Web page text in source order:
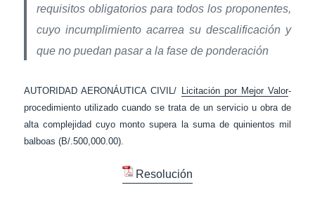
requisitos obligatorios para todos los proponentes,
cuyo incumplimiento acarrea su descalificación y
que no puedan pasar a la fase de ponderación
AUTORIDAD AERONÁUTICA CIVIL/ Licitación por Mejor Valor-
procedimiento utilizado cuando se trata de un servicio u obra de
alta complejidad cuyo monto supera la suma de quinientos mil
balboas (B/.500,000.00).
Resolución